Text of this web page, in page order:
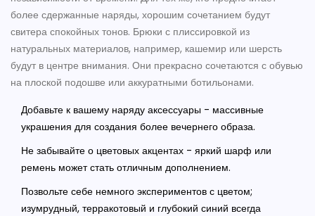
более сдержанные наряды, хорошим сочетанием будут
свитера спокойных тонов. Брюки с плиссировкой из
натуральных материалов, например, кашемир или шерсть
будут в центре внимания. Они прекрасно сочетаются с обувью
на плоской подошве или аккуратными ботильонами.
Добавьте к вашему наряду аксессуары - массивные
украшения для создания более вечернего образа.
Не забывайте о цветовых акцентах - яркий шарф или
ремень может стать отличным дополнением.
Позвольте себе немного экспериментов с цветом;
изумрудный, терракотовый и глубокий синий всегда